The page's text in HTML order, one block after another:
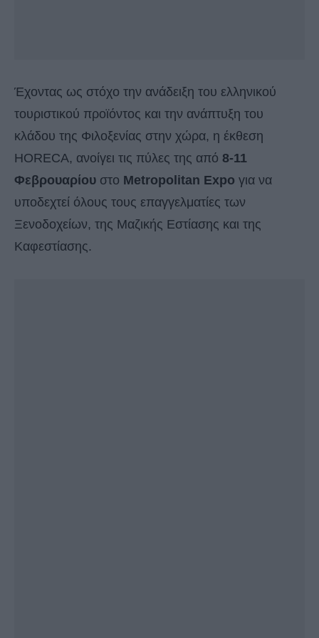
Έχοντας ως στόχο την ανάδειξη του ελληνικού
τουριστικού προϊόντος και την ανάπτυξη του
κλάδου της Φιλοξενίας στην χώρα, η έκθεση
HORECA, ανοίγει τις πύλες της από 8-11
Φεβρουαρίου στο Μetropolitan Expo για να
υποδεχτεί όλους τους επαγγελματίες των
Ξενοδοχείων, της Μαζικής Εστίασης και της
Καφεστίασης.